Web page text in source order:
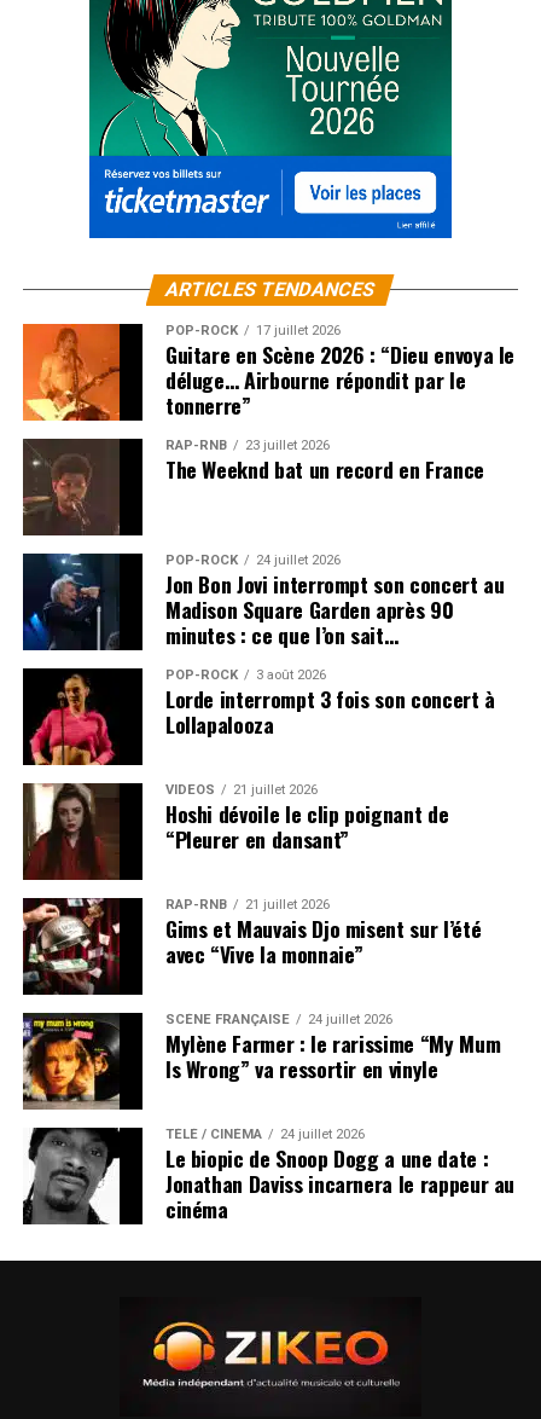
ARTICLES TENDANCES
POP-ROCK 17 juillet 2026
Guitare en Scène 2026 : “Dieu envoya le
déluge… Airbourne répondit par le
tonnerre”
RAP-RNB 23 juillet 2026
The Weeknd bat un record en France
POP-ROCK 24 juillet 2026
Jon Bon Jovi interrompt son concert au
Madison Square Garden après 90
minutes : ce que l’on sait…
POP-ROCK 3 août 2026
Lorde interrompt 3 fois son concert à
Lollapalooza
VIDEOS 21 juillet 2026
Hoshi dévoile le clip poignant de
“Pleurer en dansant”
RAP-RNB 21 juillet 2026
Gims et Mauvais Djo misent sur l’été
avec “Vive la monnaie”
SCÈNE FRANÇAISE 24 juillet 2026
Mylène Farmer : le rarissime “My Mum
Is Wrong” va ressortir en vinyle
TÉLÉ / CINÉMA 24 juillet 2026
Le biopic de Snoop Dogg a une date :
Jonathan Daviss incarnera le rappeur au
cinéma